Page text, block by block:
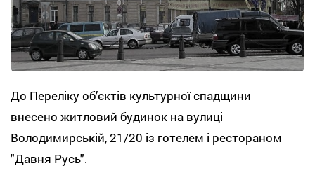
До Переліку об’єктів культурної спадщини
внесено житловий будинок на вулиці
Володимирській, 21/20 із готелем і рестораном
"Давня Русь".